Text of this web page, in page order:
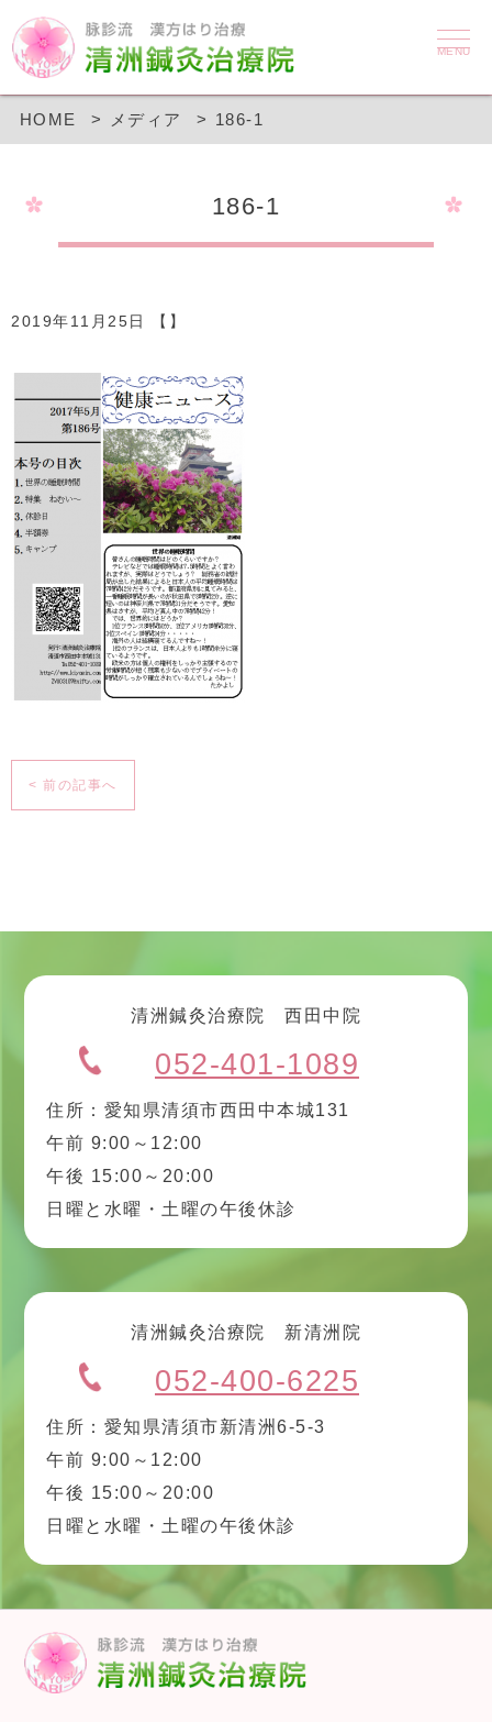
MENU
HOME メディア 186-1
186-1
2019年11月25日 【】
< 前の記事へ
清洲鍼灸治療院 西田中院
052-401-1089
住所：愛知県清須市西田中本城131
午前 9:00～12:00
午後 15:00～20:00
日曜と水曜・土曜の午後休診
清洲鍼灸治療院 新清洲院
052-400-6225
住所：愛知県清須市新清洲6-5-3
午前 9:00～12:00
午後 15:00～20:00
日曜と水曜・土曜の午後休診